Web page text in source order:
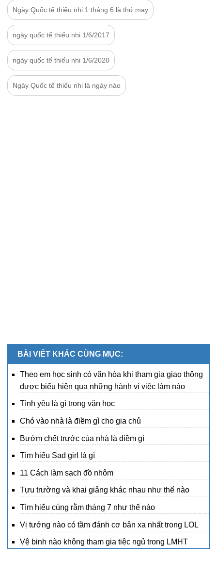
Ngày Quốc tế thiếu nhi 1 tháng 6 là thứ may
ngày quốc tế thiếu nhi 1/6/2017
ngày quốc tế thiếu nhi 1/6/2020
Ngày Quốc tế thiếu nhi là ngày nào
BÀI VIẾT KHÁC CÙNG MỤC:
Theo em học sinh có văn hóa khi tham gia giao thông
được biểu hiện qua những hành vi việc làm nào
Tình yêu là gì trong văn học
Chó vào nhà là điềm gì cho gia chủ
Bướm chết trước của nhà là điềm gì
Tìm hiểu Sad girl là gì
11 Cách làm sạch đồ nhôm
Tựu trường và khai giảng khác nhau như thế nào
Tìm hiểu cúng rằm tháng 7 như thế nào
Vị tướng nào có tầm đánh cơ bản xa nhất trong LOL
Vệ binh nào không tham gia tiệc ngủ trong LMHT